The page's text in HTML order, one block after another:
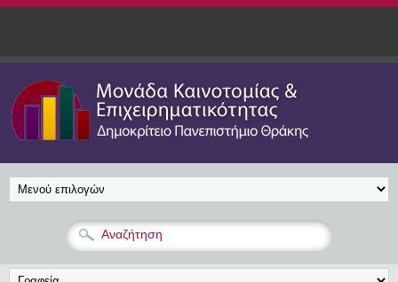
Παράκαμψη προς το κυρίως περιεχόμενο